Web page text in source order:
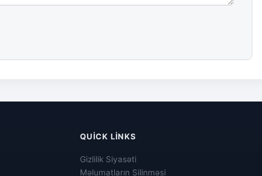
QUICK LINKS
Gizlilik Siyasəti
Məlumatların Silinməsi